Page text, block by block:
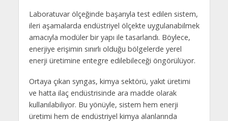
Laboratuvar ölçeğinde başarıyla test edilen sistem,
ileri aşamalarda endüstriyel ölçekte uygulanabilmek
amacıyla modüler bir yapı ile tasarlandı. Böylece,
enerjiye erişimin sınırlı olduğu bölgelerde yerel
enerji üretimine entegre edilebileceği öngörülüyor.
Ortaya çıkan syngas, kimya sektörü, yakıt üretimi
ve hatta ilaç endüstrisinde ara madde olarak
kullanılabiliyor. Bu yönüyle, sistem hem enerji
üretimi hem de endüstriyel kimya alanlarında